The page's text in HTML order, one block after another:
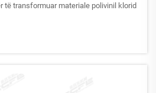
të transformuar materiale polivinil klorid
për aplikime prodhimi. Kjo
midis lëndës së parë...